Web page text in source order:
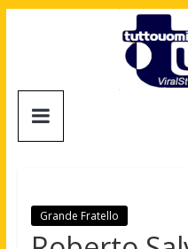
Motori,
gay
Grande Fratello